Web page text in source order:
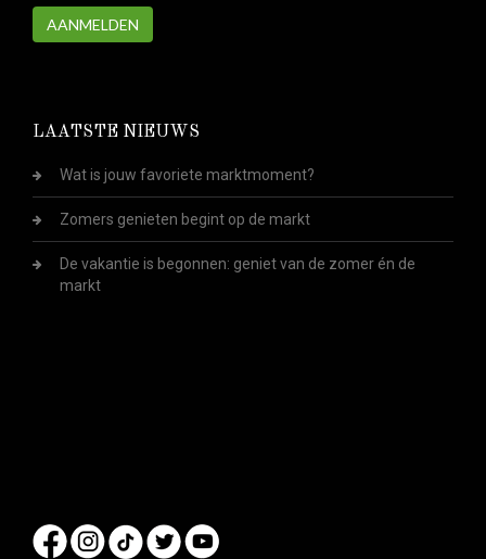
AANMELDEN
LAATSTE NIEUWS
Wat is jouw favoriete marktmoment?
Zomers genieten begint op de markt
De vakantie is begonnen: geniet van de zomer én de
markt